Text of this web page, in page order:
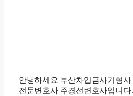
안녕하세요 부산차입금사기형사
전문변호사 주경선변호사입니다.